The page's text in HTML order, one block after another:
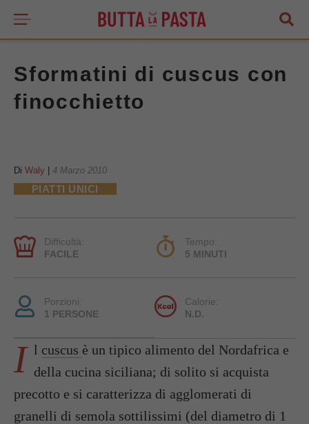
Sformatini di cuscus con
finocchietto
Di Waly 4 Marzo 2010
PIATTI UNICI
Difficoltà:
FACILE
Tempo:
5 MINUTI
Porzioni:
1 PERSONE
Calorie:
N.D.
I l cuscus è un tipico alimento del Nordafrica e
della cucina siciliana; di solito si acquista
precotto e si caratterizza di agglomerati di
granelli di semola sottilissimi (del diametro di 1